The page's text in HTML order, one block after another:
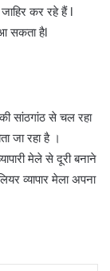
कर रहे हैं l
आ सकता हैl
सांठगांठ से चल रहा
जा रहा है ।
मेले से दूरी बनाने
व्यापार मेला अपना